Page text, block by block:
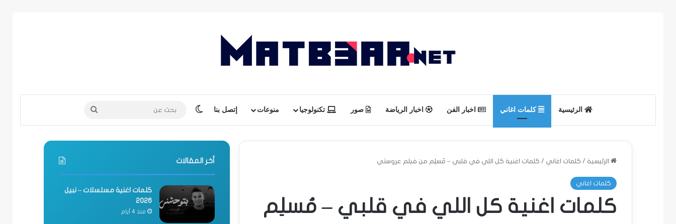
الرئيسية كلمات اغاني اخبار الفن اخبار الرياضة صور تكنولوجيا منوعات إتصل بنا الوضع المظلم بحث
عن
الرئيسية / كلمات اغاني / كلمات اغنية كل اللي في قلبي – مُسلِم من فيلم عروستي
كلمات اغاني
كلمات اغنية كل اللي في قلبي – مُسلِم
أخر المقالات
كلمات اغنية مسلسلات – نبيل
2026
منذ 4 أيام